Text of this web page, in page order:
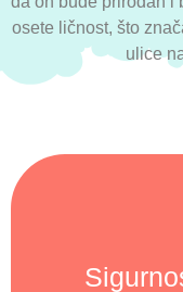
osete ličnost, što
ulice